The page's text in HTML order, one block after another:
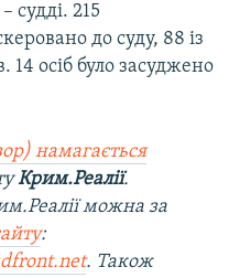
судді. 215
до суду, 88 із
14 осіб було засуджено
намагається
Крим.Реалії.
можна за
:
. Також